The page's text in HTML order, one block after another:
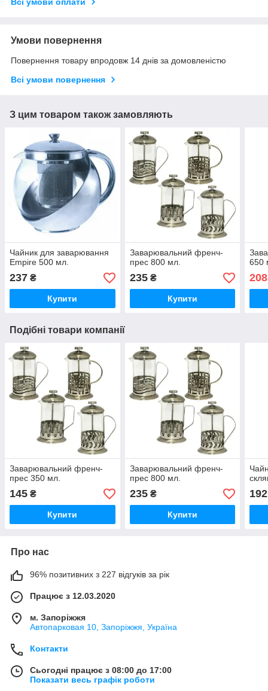
Умови повернення
Повернення товару впродовж 14 днів за домовленістю
Всі умови повернення
З цим товаром також замовляють
Чайник для заварювання
Empire 500 мл.
237 ₴
Купити
Заварювальний френч-
прес 800 мл.
235₴
Купити
650
Подібні товари компанії
Заварювальний френч-
прес 350 мл.
145 ₴
Купити
Заварювальний френч-
прес 800 мл.
235₴
Купити
192
Про нас
96% позитивних з 227 відгуків за рік
Працює з 12.03.2020
м. Запоріжжя
Автопарковая 10, Запоріжжя, Україна
Контакти
Сьогодні працює з 08:00 до 17:00
Показати весь графік роботи